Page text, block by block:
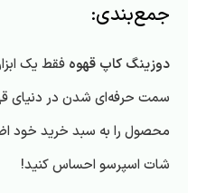
جمع‌بندی:
دوزینگ کاپ قهوه فقط یک
سمت حرفه‌ای شدن در دنیای
محصول را به سبد خرید خود
شات اسپرسو احساس کنید!